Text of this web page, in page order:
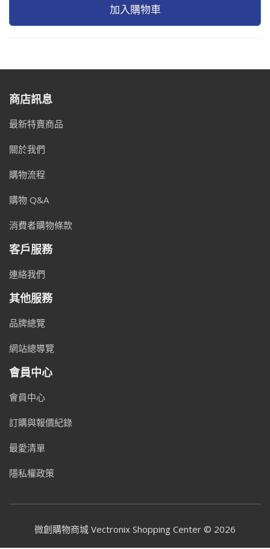
加入購物車
商店訊息
最新特賣商品
關於我們
購物流程
購物 Q&A
消費者購物條款
客戶服務
連絡我們
其他服務
品牌總覽
網站總導覽
會員中心
會員中心
訂購與報價紀錄
最愛清單
隱私權政策
微創購物商城 Vectronix Shopping Center © 2026